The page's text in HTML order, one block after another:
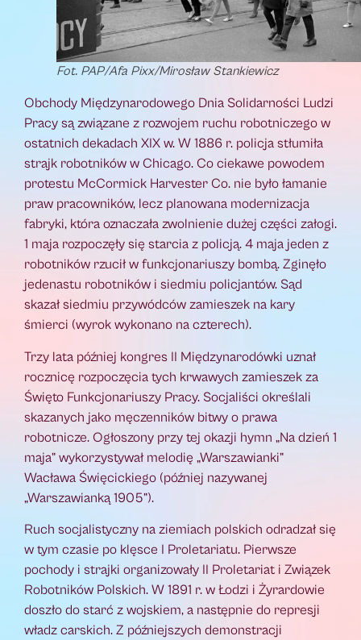
Fot. PAP/Afa Pixx/Mirosław Stankiewicz
Obchody Międzynarodowego Dnia Solidarności Ludzi
Pracy są związane z rozwojem ruchu robotniczego w
ostatnich dekadach XIX w. W 1886 r. policja stłumiła
strajk robotników w Chicago. Co ciekawe powodem
protestu McCormick Harvester Co. nie było łamanie
praw pracowników, lecz planowana modernizacja
fabryki, która oznaczała zwolnienie dużej części załogi.
1 maja rozpoczęły się starcia z policją. 4 maja jeden z
robotników rzucił w funkcjonariuszy bombą. Zginęło
jedenastu robotników i siedmiu policjantów. Sąd
skazał siedmiu przywódców zamieszek na kary
śmierci (wyrok wykonano na czterech).
Trzy lata później kongres II Międzynarodówki uznał
rocznicę rozpoczęcia tych krwawych zamieszek za
Święto Funkcjonariuszy Pracy. Socjaliści określali
skazanych jako męczenników bitwy o prawa
robotnicze. Ogłoszony przy tej okazji hymn „Na dzień 1
maja” wykorzystywał melodię „Warszawianki”
Wacława Święcickiego (później nazywanej
„Warszawianką 1905”).
Ruch socjalistyczny na ziemiach polskich odradzał się
w tym czasie po klęsce I Proletariatu. Pierwsze
pochody i strajki organizowały II Proletariat i Związek
Robotników Polskich. W 1891 r. w Łodzi i Żyrardowie
doszło do starć z wojskiem, a następnie do represji
władz carskich. Z późniejszych demonstracji